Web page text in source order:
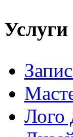
Услуги
Лого